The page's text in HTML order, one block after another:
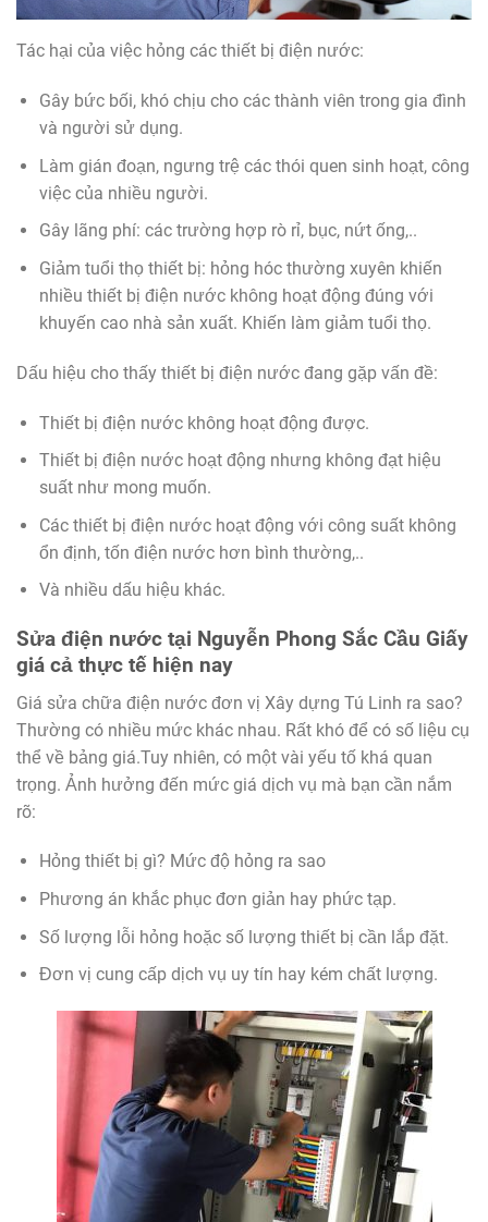
Tác hại của việc hỏng các thiết bị điện nước:
Gây bức bối, khó chịu cho các thành viên trong gia đình
và người sử dụng.
Làm gián đoạn, ngưng trệ các thói quen sinh hoạt, công
việc của nhiều người.
Gây lãng phí: các trường hợp rò rỉ, bục, nứt ống,..
Giảm tuổi thọ thiết bị: hỏng hóc thường xuyên khiến
nhiều thiết bị điện nước không hoạt động đúng với
khuyến cao nhà sản xuất. Khiến làm giảm tuổi thọ.
Dấu hiệu cho thấy thiết bị điện nước đang gặp vấn đề:
Thiết bị điện nước không hoạt động được.
Thiết bị điện nước hoạt động nhưng không đạt hiệu
suất như mong muốn.
Các thiết bị điện nước hoạt động với công suất không
ổn định, tốn điện nước hơn bình thường,..
Và nhiều dấu hiệu khác.
Sửa điện nước tại Nguyễn Phong Sắc Cầu Giấy
giá cả thực tế hiện nay
Giá sửa chữa điện nước đơn vị Xây dựng Tú Linh ra sao?
Thường có nhiều mức khác nhau. Rất khó để có số liệu cụ
thể về bảng giá.Tuy nhiên, có một vài yếu tố khá quan
trọng. Ảnh hưởng đến mức giá dịch vụ mà bạn cần nắm
rõ:
Hỏng thiết bị gì? Mức độ hỏng ra sao
Phương án khắc phục đơn giản hay phức tạp.
Số lượng lỗi hỏng hoặc số lượng thiết bị cần lắp đặt.
Đơn vị cung cấp dịch vụ uy tín hay kém chất lượng.